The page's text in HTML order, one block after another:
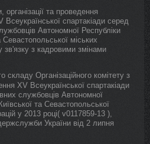
організації та проведення
спартакіади серед
Автономної Республіки
міських
зв'язку з кадровими змінами
складу Організаційного комітету з
XV Всеукраїнської спартакіади
службовців Автономної
та Севастопольської
у 2013 році( v0117859-13 ),
України від 2 липня